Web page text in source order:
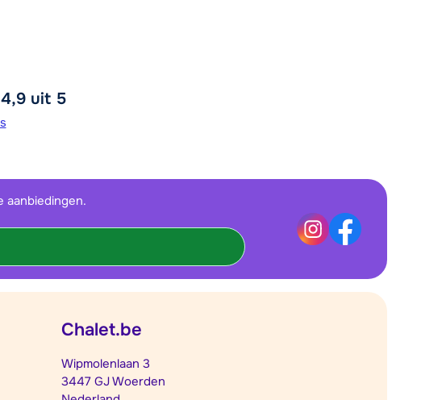
uit 5
aanbiedingen.
Chalet.be
Wipmolenlaan 3
3447 GJ Woerden